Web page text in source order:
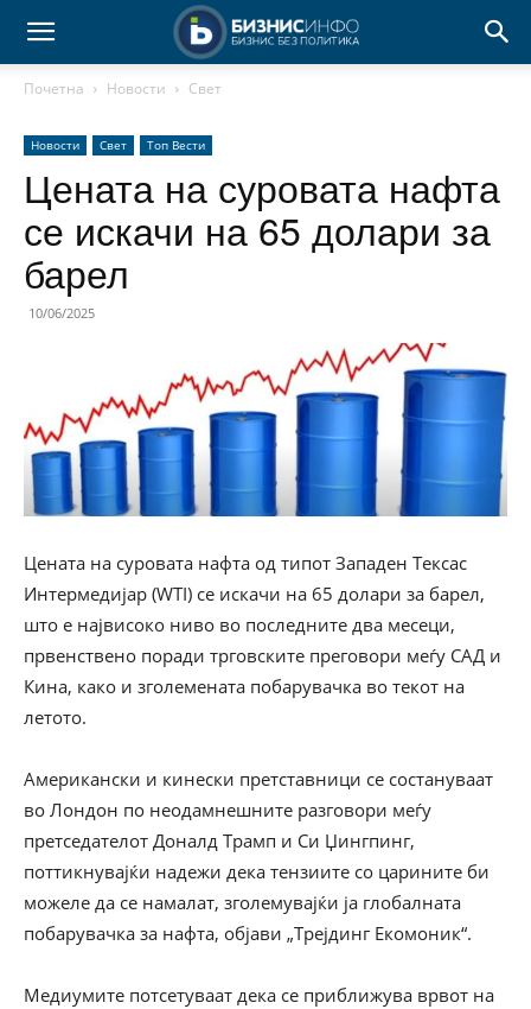
Почетна Новости Свет
Новости Свет Топ Вести
Цената на суровата нафта
се искачи на 65 долари за
барел
10/06/2025
Цената на суровата нафта од типот Западен Тексас
Интермедијар (WTI) се искачи на 65 долари за барел,
што е највисоко ниво во последните два месеци,
првенствено поради трговските преговори меѓу САД и
Кина, како и зголемената побарувачка во текот на
летото.
Американски и кинески претставници се состануваат
во Лондон по неодамнешните разговори меѓу
претседателот Доналд Трамп и Си Џингпинг,
поттикнувајќи надежи дека тензиите со царините би
можеле да се намалат, зголемувајќи ја глобалната
побарувачка за нафта, објави „Трејдинг Екомоник“.
Медиумите потсетуваат дека се приближува врвот на